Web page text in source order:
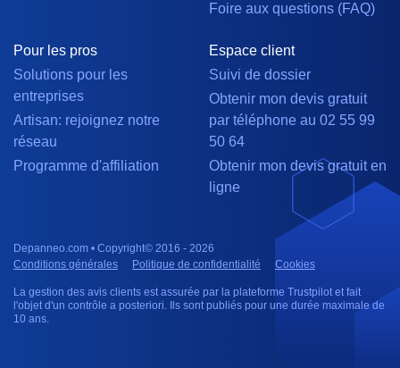
Foire aux questions (FAQ)
Pour les pros
Solutions pour les
entreprises
Artisan: rejoignez notre
réseau
Programme d'affiliation
Espace client
Suivi de dossier
Obtenir mon devis gratuit
par téléphone au 02 55 99
50 64
Obtenir mon devis gratuit en
ligne
Depanneo.com • Copyright© 2016 - 2026
Conditions générales
Politique de confidentialité Cookies
La gestion des avis clients est assurée par la plateforme Trustpilot et fait
l'objet d'un contrôle a posteriori. Ils sont publiés pour une durée maximale de
10 ans.